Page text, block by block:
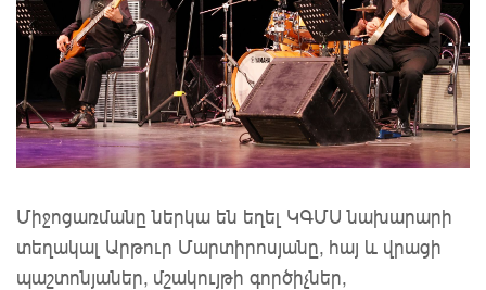
Միջոցառմանը ներկա են եղել ԿԳՄՍ նախարարի
տեղակալ Արթուր Մարտիրոսյանը, հայ և վրացի
պաշտոնյաներ, մշակույթի գործիչներ,